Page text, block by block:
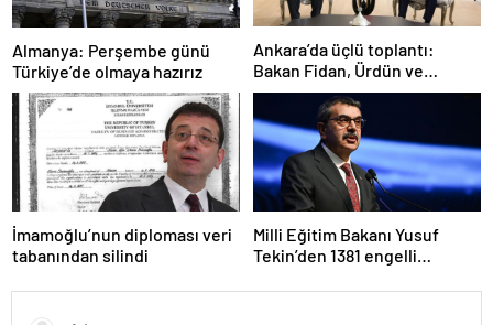
Almanya: Perşembe günü
Türkiye’de olmaya hazırız
Ankara’da üçlü toplantı:
Bakan Fidan, Ürdün ve
Suriyeli mevkidaşlarıyla
görüştü
İmamoğlu’nun diploması veri
tabanından silindi
Milli Eğitim Bakanı Yusuf
Tekin’den 1381 engelli
paylaşım